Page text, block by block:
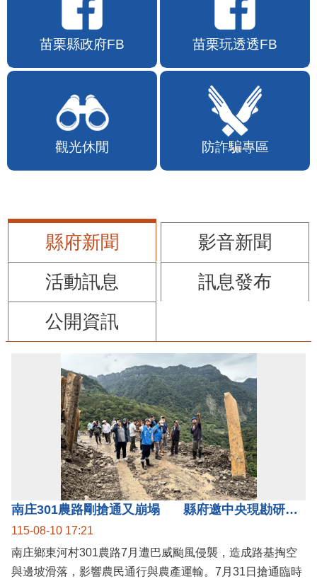
苗栗縣政府FB 苗栗玩透透FB
觀光休閒 防詐騙專區
縣府新聞
影音新聞
活動訊息
訊息發布
公開資訊
南庄301農路剛搶通又崩塌 縣府邀中央現勘研議短中長期治理方案
115-08-10 17:21
南庄鄉東河村301農路7月遭巴威颱風侵襲，造成路基掏空
與邊坡滑落，影響農民通行與農產運輸。7月31日搶通臨時